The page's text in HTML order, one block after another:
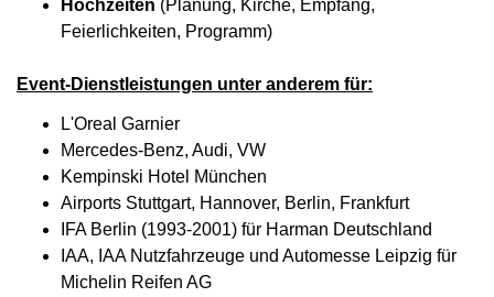
Hochzeiten (Planung, Kirche, Empfang,
Feierlichkeiten, Programm)
Event-Dienstleistungen unter anderem für:
L'Oreal Garnier
Mercedes-Benz, Audi, VW
Kempinski Hotel München
Airports Stuttgart, Hannover, Berlin, Frankfurt
IFA Berlin (1993-2001) für Harman Deutschland
IAA, IAA Nutzfahrzeuge und Automesse Leipzig für
Michelin Reifen AG